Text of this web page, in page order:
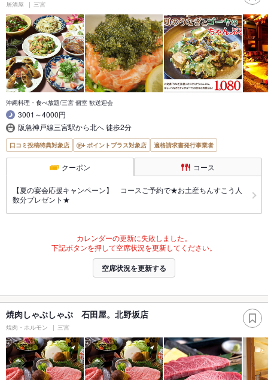
居酒屋 三宮
沖縄料理・食べ放題/三宮 個室 歓送迎会
3001～4000円
阪急神戸線三宮駅から北へ 徒歩2分
口コミ投稿特典対象店 ポイントプラス対象店 適格請求書発行事業者
クーポン コース
【夏の宴会応援キャンペーン】 コースご予約で★お土産ちんすこう人
数分プレゼント★
カレンダーの更新に失敗しました。
下記ボタンを押して空席状況を更新してください。
空席状況を更新する
焼肉しゃぶしゃぶ 石田屋。北野坂店
焼肉・ホルモン 三宮